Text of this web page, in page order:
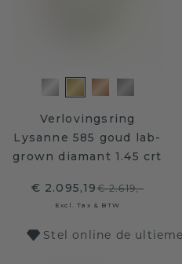
Verlovingsring
Lysanne 585 goud lab-
grown diamant 1.45 crt
€ 2.095,19€ 2.619,-
Excl. Tax & BTW
Stel online de